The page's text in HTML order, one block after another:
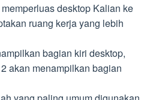
desktop Kalian ke
ruang kerja yang lebih
bagian kiri desktop,
akan menampilkan bagian